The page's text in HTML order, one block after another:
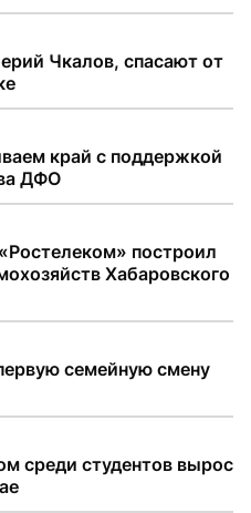
Чкалов, спасают от
край с поддержкой
ДФО
построил
Хабаровского
семейную смену
среди студентов вырос